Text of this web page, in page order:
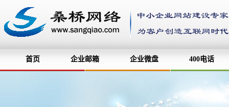
首页 企业邮箱 企业微盘 400电话